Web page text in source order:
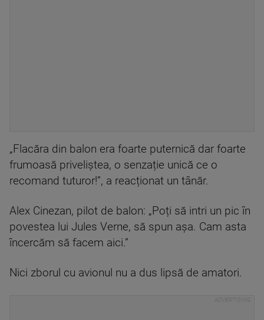
„Flacăra din balon era foarte puternică dar foarte
frumoasă priveliștea, o senzație unică ce o
recomand tuturor!”, a reacționat un tânăr.
Alex Cinezan, pilot de balon: „Poți să intri un pic în
povestea lui Jules Verne, să spun așa. Cam asta
încercăm să facem aici.”
Nici zborul cu avionul nu a dus lipsă de amatori.